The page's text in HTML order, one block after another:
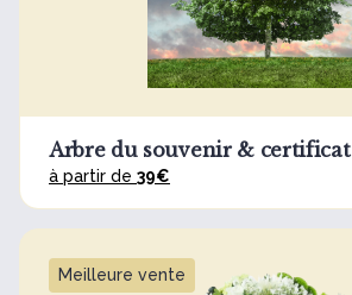
Arbre du souvenir & certificat
à partir de 39€
Meilleure vente